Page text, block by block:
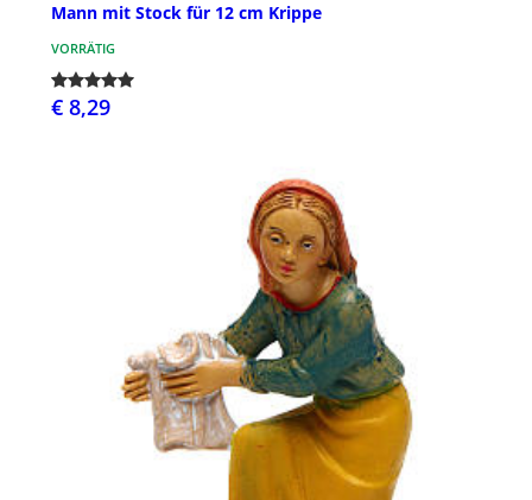
Mann mit Stock für 12 cm Krippe
VORRÄTIG
€ 8,29